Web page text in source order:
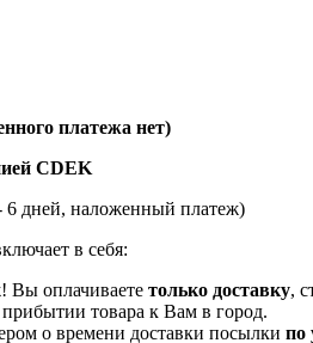
платежа нет)
CDEK
6 дней, наложенный платеж)
в себя:
Вы оплачиваете только доставку,
товара к Вам в город.
о времени доставки посылки по